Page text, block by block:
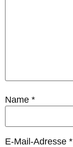
Name *
E-Mail-Adresse *